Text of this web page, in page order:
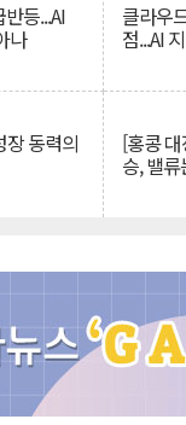
등...AI
나
클라우
점...AI
동력의 [홍콩
승, 밸